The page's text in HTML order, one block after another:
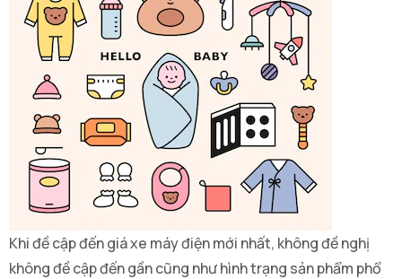
Khi đề cập đến giá xe máy điện mới nhất, không đề nghị
không đề cập đến gần cũng như hình trạng sản phẩm phổ